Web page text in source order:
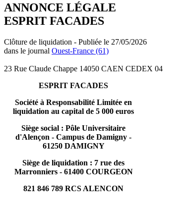
ANNONCE LÉGALE
ESPRIT FACADES
Clôture de liquidation - Publiée le 27/05/2026
dans le journal Ouest-France (61)
23 Rue Claude Chappe 14050 CAEN CEDEX 04
ESPRIT FACADES
Société à Responsabilité Limitée en
liquidation au capital de 5 000 euros
Siège social : Pôle Universitaire
d'Alençon - Campus de Damigny -
61250 DAMIGNY
Siège de liquidation : 7 rue des
Marronniers - 61400 COURGEON
821 846 789 RCS ALENCON